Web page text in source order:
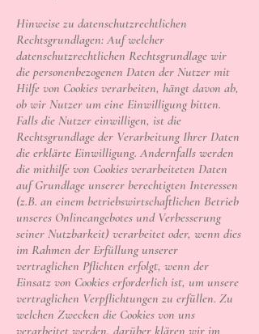
Hinweise zu datenschutzrechtlichen
Rechtsgrundlagen: Auf welcher
datenschutzrechtlichen Rechtsgrundlage wir
die personenbezogenen Daten der Nutzer mit
Hilfe von Cookies verarbeiten, hängt davon ab,
ob wir Nutzer um eine Einwilligung bitten.
Falls die Nutzer einwilligen, ist die
Rechtsgrundlage der Verarbeitung Ihrer Daten
die erklärte Einwilligung. Andernfalls werden
die mithilfe von Cookies verarbeiteten Daten
auf Grundlage unserer berechtigten Interessen
(z.B. an einem betriebswirtschaftlichen Betrieb
unseres Onlineangebotes und Verbesserung
seiner Nutzbarkeit) verarbeitet oder, wenn dies
im Rahmen der Erfüllung unserer
vertraglichen Pflichten erfolgt, wenn der
Einsatz von Cookies erforderlich ist, um unsere
vertraglichen Verpflichtungen zu erfüllen. Zu
welchen Zwecken die Cookies von uns
verarbeitet werden, darüber klären wir im